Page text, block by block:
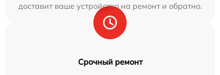
доставит ваше устройство на ремонт и обратно.
Срочный ремонт